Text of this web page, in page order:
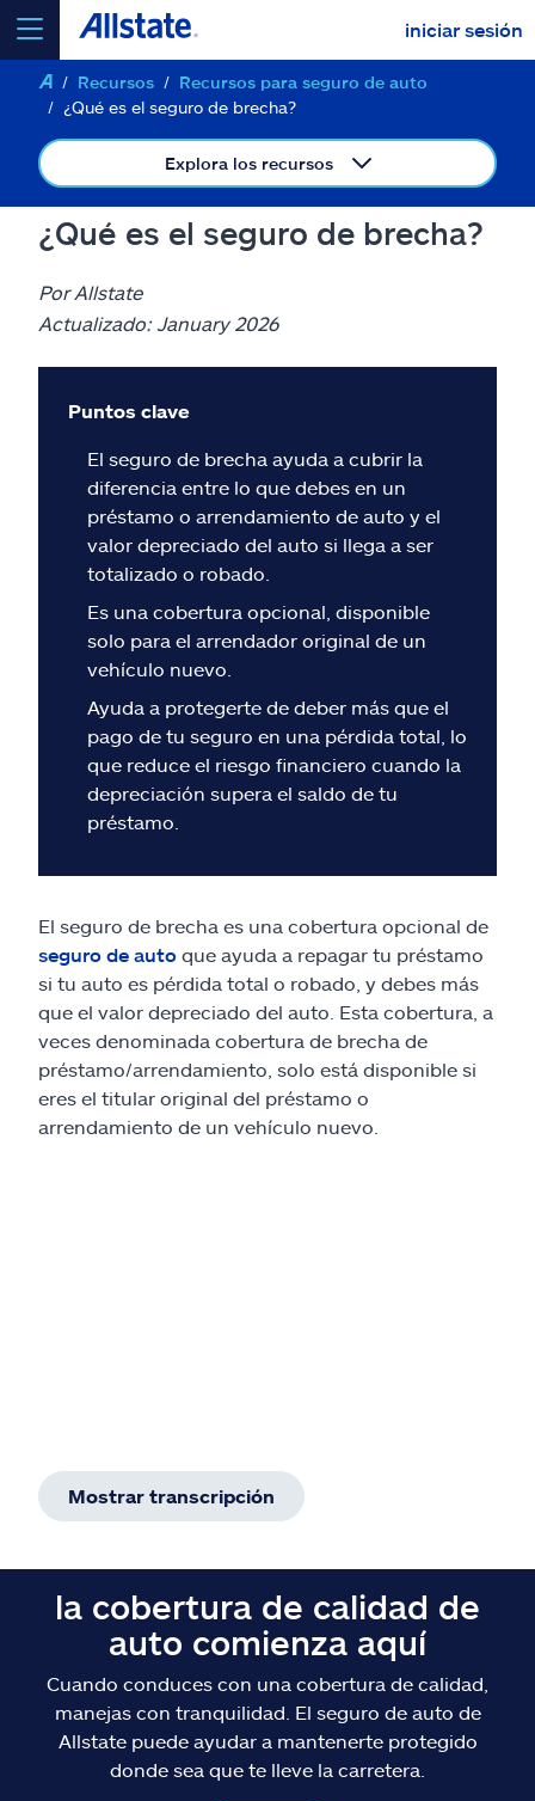
iniciar sesión
seleccionar un producto paracotizar
Select a Product
ir
Seguros y más
Recursos
Reclamos
Asistencia y apoyo
Buscar agente
Explore Allstate
Ashburn, VA 20146
English
Recursos
Recursos para seguro de auto
¿Qué es el seguro de brecha?
Explora los recursos
¿Qué es el seguro de brecha?
Por Allstate
Actualizado: January 2026
Puntos clave
El seguro de brecha ayuda a cubrir la
diferencia entre lo que debes en un
préstamo o arrendamiento de auto y el
valor depreciado del auto si llega a ser
totalizado o robado.
Es una cobertura opcional, disponible
solo para el arrendador original de un
vehículo nuevo.
Ayuda a protegerte de deber más que el
pago de tu seguro en una pérdida total, lo
que reduce el riesgo financiero cuando la
depreciación supera el saldo de tu
préstamo.
El seguro de brecha es una cobertura opcional de
seguro de auto que ayuda a repagar tu préstamo
si tu auto es pérdida total o robado, y debes más
que el valor depreciado del auto. Esta cobertura, a
veces denominada cobertura de brecha de
préstamo/arrendamiento, solo está disponible si
eres el titular original del préstamo o
arrendamiento de un vehículo nuevo.
Mostrar transcripción
la cobertura de calidad de
auto comienza aquí
Cuando conduces con una cobertura de calidad,
manejas con tranquilidad. El seguro de auto de
Allstate puede ayudar a mantenerte protegido
donde sea que te lleve la carretera.